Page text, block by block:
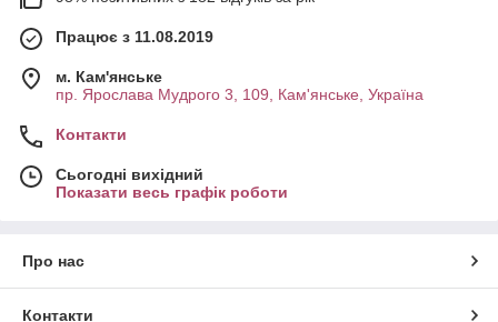
Жіноча сумка-саквояж
Невелика дорожня сумка
Сумка-планшет
Працює з 11.08.2019
м. Кам'янське
пр. Ярослава Мудрого 3, 109, Кам'янське, Україна
Контакти
Сьогодні вихідний
Показати весь графік роботи
Про нас
Контакти